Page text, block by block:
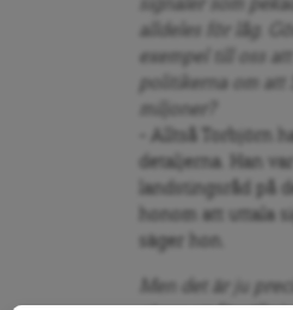
signaler som
alldeles för låg.
exempel till oss
politikerna om att
miljoner?
– Alltså Torbjörn
detaljerna. Han
landstingsråd på
honom att uttala
säger hon.
Men det är ju